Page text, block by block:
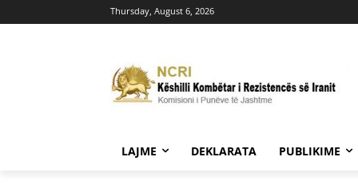
Thursday, August 6, 2026
LAJME DEKLARATA PUBLIKIME